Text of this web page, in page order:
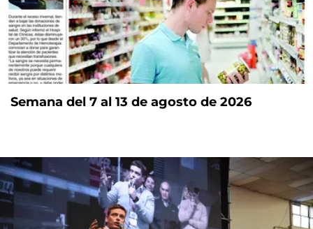
Semana del 7 al 13 de agosto de 2026